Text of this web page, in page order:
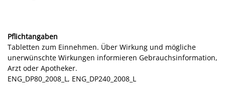
Pflichtangaben
Tabletten zum Einnehmen. Über Wirkung und mögliche
unerwünschte Wirkungen informieren Gebrauchsinformation,
Arzt oder Apotheker.
ENG_DP80_2008_L, ENG_DP240_2008_L